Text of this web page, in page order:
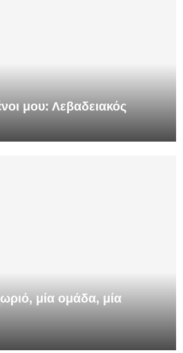
μου: Λεβαδειακός
μία ομάδα, μία